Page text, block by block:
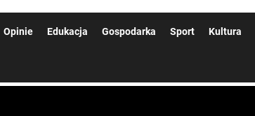
Opinie Edukacja Gospodarka Sport Kultura
do spożycia!!!